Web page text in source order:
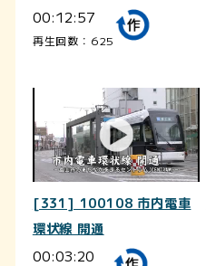
00:12:57
再生回数：625
[331] 100108 市内電車
環状線 開通
00:03:20